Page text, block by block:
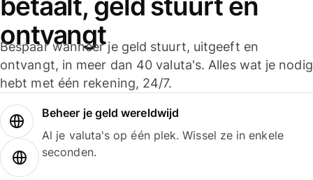
ontvangt
Bespaar wanneer je geld stuurt, uitgeeft en
ontvangt, in meer dan 40 valuta's. Alles wat je nodig
hebt met één rekening, 24/7.
Beheer je geld wereldwijd
Al je valuta's op één plek. Wissel ze in enkele
seconden.